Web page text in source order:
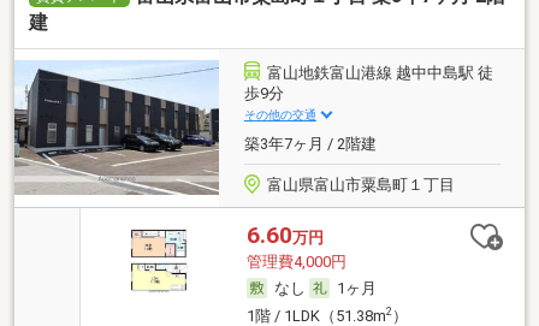
建
富山地鉄富山港線 越中中島駅 徒
歩9分
その他の交通
築3年7ヶ月 / 2階建
富山県富山市粟島町１丁目
6.60万円
管理費4,000円
なし
1ヶ月
1階 / 1LDK（51.38m2）